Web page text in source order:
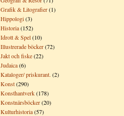
Grafik & Litografier(1)
Hippologi(3)
Historia(152)
Idrott & Spel(10)
Illustrerade böcker(72)
Jakt och fiske(22)
Judaica(6)
Kataloger/ priskurant. (2)
Konst(290)
Konsthantverk(178)
Konstnärsböcker(20)
Kulturhistoria(57)